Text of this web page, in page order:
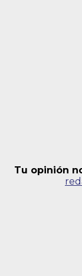
Tu opinión